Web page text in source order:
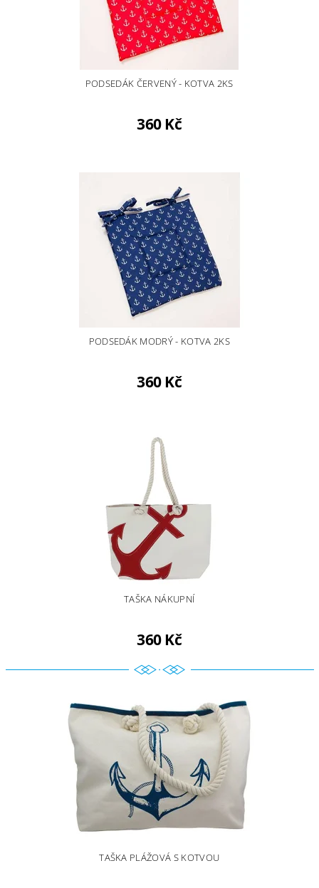
PODSEDÁK ČERVENÝ - KOTVA 2KS
360 Kč
PODSEDÁK MODRÝ - KOTVA 2KS
360 Kč
TAŠKA NÁKUPNÍ
360 Kč
TAŠKA PLÁŽOVÁ S KOTVOU